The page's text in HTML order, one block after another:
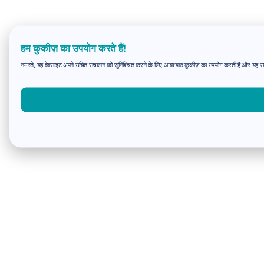
हम कुकीज़ का उपयोग करते हैं!
नमस्ते, यह वेबसाइट अपने उचित संचालन को सुनिश्चित करने के लिए आवश्यक कुकीज़ का उपयोग करती है और यह